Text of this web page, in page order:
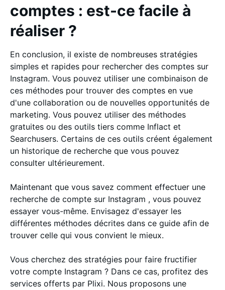
comptes : est-ce facile à
réaliser ?
En conclusion, il existe de nombreuses stratégies
simples et rapides pour rechercher des comptes sur
Instagram. Vous pouvez utiliser une combinaison de
ces méthodes pour trouver des comptes en vue
d'une collaboration ou de nouvelles opportunités de
marketing. Vous pouvez utiliser des méthodes
gratuites ou des outils tiers comme Inflact et
Searchusers. Certains de ces outils créent également
un historique de recherche que vous pouvez
consulter ultérieurement.
Maintenant que vous savez comment effectuer une
recherche de compte sur Instagram , vous pouvez
essayer vous-même. Envisagez d'essayer les
différentes méthodes décrites dans ce guide afin de
trouver celle qui vous convient le mieux.
Vous cherchez des stratégies pour faire fructifier
votre compte Instagram ? Dans ce cas, profitez des
services offerts par Plixi. Nous proposons une